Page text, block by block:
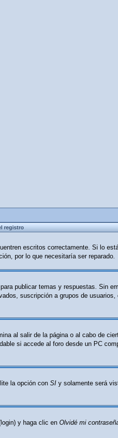
registro
escritos correctamente. Si lo
por lo que necesitaría ser reparado.
publicar temas y respuestas. Sin
suscripción a grupos de
al salir de la página o al cabo de
si accede al foro desde un PC
la opción con SI y solamente será
y haga clic en Olvidé mi